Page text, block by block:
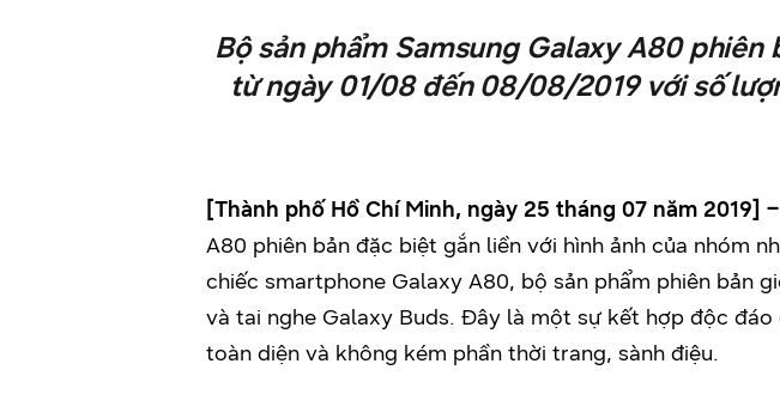
Bộ sản phẩm Samsung Galaxy A80
từ ngày 01/08 đến 08/08/2019 với số
[Thành phố Hồ Chí Minh, ngày 25 tháng 07 năm 2019] –
A80 phiên bản đặc biệt gắn liền với hình ảnh của nhóm
chiếc smartphone Galaxy A80, bộ sản phẩm phiên bản
và tai nghe Galaxy Buds. Đây là một sự kết hợp độc
toàn diện và không kém phần thời trang, sành điệu.